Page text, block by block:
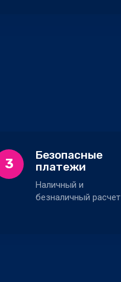
3
Безопасные
платежи
Наличный и
безналичный расчет